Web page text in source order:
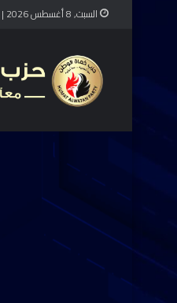
السبت, 8 أغسطس 2026 | 5:15 صباحًا